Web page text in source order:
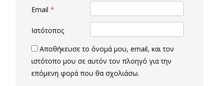
Email *
Ιστότοπος
Αποθήκευσε το όνομά μου, email, και τον
ιστότοπο μου σε αυτόν τον πλοηγό για την
επόμενη φορά που θα σχολιάσω.